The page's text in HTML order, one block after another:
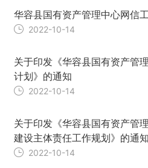
华容县国有资产管理中心网信
2022-10-14
关于印发《华容县国有资产管
计划》的通知
2022-10-14
关于印发《华容县国有资产管
建设主体责任工作规划》的通知
2022-10-14